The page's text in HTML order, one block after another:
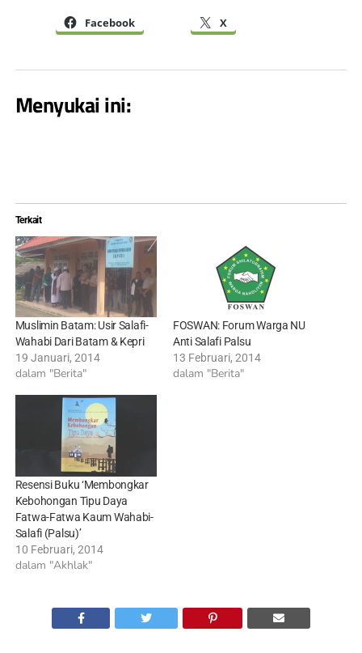
Facebook X
Menyukai ini:
Terkait
Muslimin Batam: Usir Salafi-
Wahabi Dari Batam & Kepri
19 Januari, 2014
dalam "Berita"
FOSWAN: Forum Warga NU
Anti Salafi Palsu
13 Februari, 2014
dalam "Berita"
Resensi Buku ‘Membongkar
Kebohongan Tipu Daya
Fatwa-Fatwa Kaum Wahabi-
Salafi (Palsu)’
10 Februari, 2014
dalam "Akhlak"